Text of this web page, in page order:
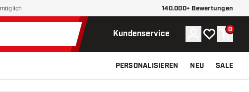
möglich 140.000+ Bewertungen
Kundenservice Konto
Meine 0
PERSONALISIEREN NEU SALE